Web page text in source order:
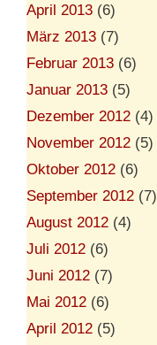
April 2013 (6)
März 2013 (7)
Februar 2013 (6)
Januar 2013 (5)
Dezember 2012 (4)
November 2012 (5)
Oktober 2012 (6)
September 2012 (7)
August 2012 (4)
Juli 2012 (6)
Juni 2012 (7)
Mai 2012 (6)
April 2012 (5)